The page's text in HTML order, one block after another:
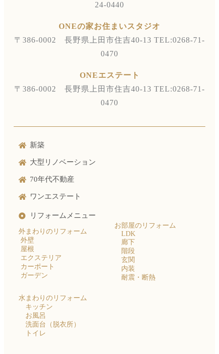
24-0440
ONEの家お住まいスタジオ
〒386-0002 長野県上田市住吉40-13 TEL:0268-71-
0470
ONEエステート
〒386-0002 長野県上田市住吉40-13 TEL:0268-71-
0470
新築
大型リノベーション
70年代不動産
ワンエステート
リフォームメニュー
外まわりのリフォーム
外壁
屋根
エクステリア
カーポート
ガーデン
水まわりのリフォーム
キッチン
お風呂
洗面台（脱衣所）
トイレ
お部屋のリフォーム
LDK
廊下
階段
玄関
内装
耐震・断熱